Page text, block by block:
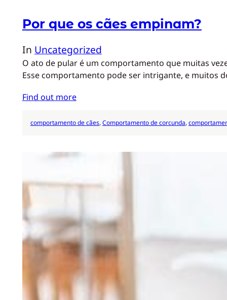
Por que os cães empinam?
In Uncategorized
O ato de pular é um comportamento que muitas
Esse comportamento pode ser intrigante, e muitos
Find out more
comportamento de cães, Comportamento de corcunda,